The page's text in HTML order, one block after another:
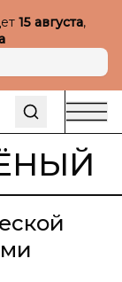
15 августа,